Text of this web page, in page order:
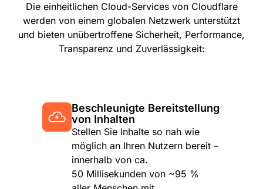
Die einheitlichen Cloud-Services von Cloudflare
werden von einem globalen Netzwerk unterstützt
und bieten unübertroffene Sicherheit, Performance,
Transparenz und Zuverlässigkeit:
Beschleunigte Bereitstellung
von Inhalten
Stellen Sie Inhalte so nah wie
möglich an Ihren Nutzern bereit –
innerhalb von ca.
50 Millisekunden von ~95 %